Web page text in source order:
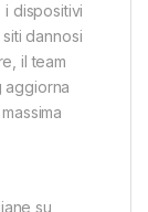
dispositivi
dannosi
il team
aggiorna
su